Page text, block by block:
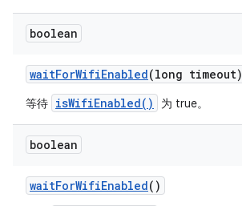
boolean
waitForWifiEnabled(long timeout)
等待 isWifiEnabled() 为 true。
boolean
waitForWifiEnabled()